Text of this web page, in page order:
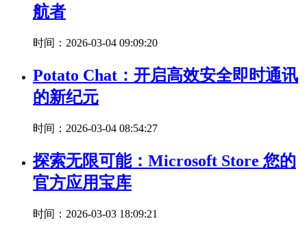
航者
时间：2026-03-04 09:09:20
Potato Chat：开启高效安全即时通讯
的新纪元
时间：2026-03-04 08:54:27
探索无限可能：Microsoft Store 您的
官方应用宝库
时间：2026-03-03 18:09:21